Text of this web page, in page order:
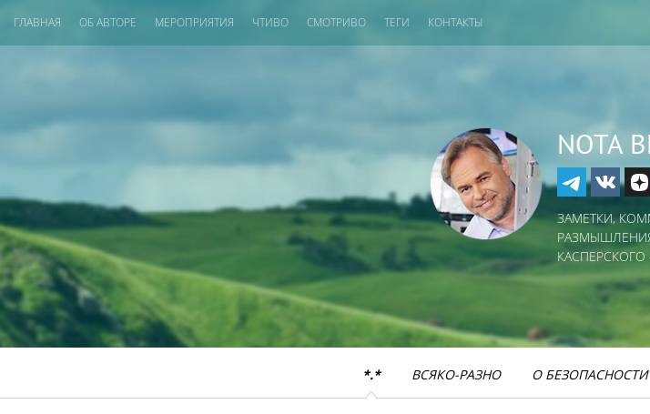
ГЛАВНАЯ ОБ АВТОРЕ МЕРОПРИЯТИЯ ЧТИВО СМОТРИВО ТЕГИ КОНТАКТЫ
NOTA
ЗАМЕТКИ,
*.* ВСЯКО-РАЗНО О БЕЗОПАСНОСТИ